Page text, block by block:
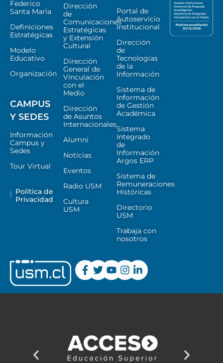
Federico
Santa María
Definiciones
Estratégicas
Modelo
Educativo
Organización
CAMPUS
Y SEDES
Información
Campus y
Sedes
Tour Virtual
Política de
Privacidad
Dirección
de
Comunicaciones
Estratégicas
y Extensión
Cultural
Dirección
General de
Vinculación
con el
Medio
Dirección
de Asuntos
Internacionales
Alumni
Noticias
Eventos
Radio USM
Cultura
USM
Portal de
Autoservicio
Institucional
Dirección
de
Tecnologías
de la
Información
Sistema de
Información
de Gestión
Académica
Sistema
Integrado
de
Información
Argos ERP
Sistema de
Remuneraciones
Históricas
Directorio
USM
Trabaja con
nosotros